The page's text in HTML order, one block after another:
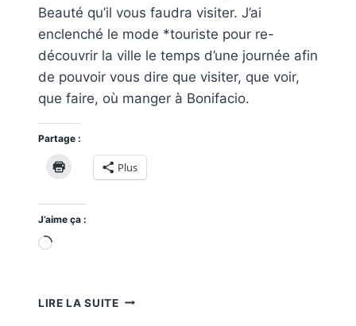
Beauté qu’il vous faudra visiter. J’ai
enclenché le mode *touriste pour re-
découvrir la ville le temps d’une journée afin
de pouvoir vous dire que visiter, que voir,
que faire, où manger à Bonifacio.
Partage :
Plus
J’aime ça :
Chargement…
LIRE LA SUITEDÉCOUVRIR